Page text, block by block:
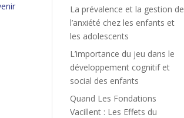
La prévalence et la gestion de
l’anxiété chez les enfants et
les adolescents
L’importance du jeu dans le
développement cognitif et
social des enfants
Quand Les Fondations
Vacillent : Les Effets du